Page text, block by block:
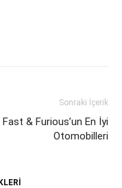
Sonraki İçerik
Fast & Furious’un En İyi
Otomobilleri